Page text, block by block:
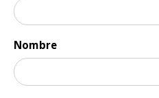
Nombre